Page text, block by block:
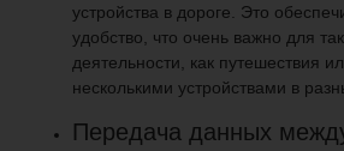
устройства в дороге. Это
удобство, что очень важно для
деятельности, как путешествия
несколькими устройствами в
Передача данных